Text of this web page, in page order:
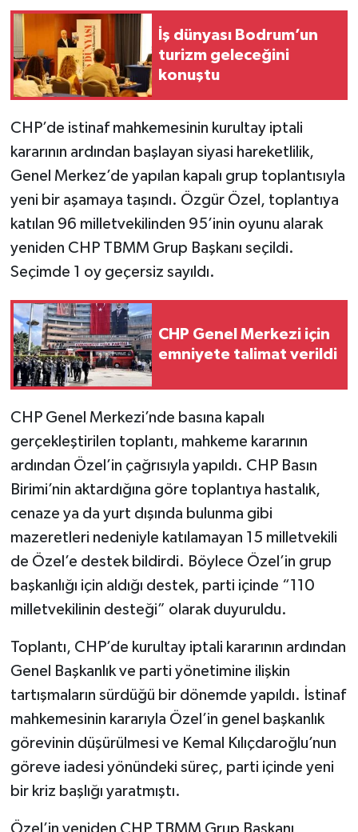
İş dünyası Bodrum’un
turizm geleceğini
konuştu
CHP’de istinaf mahkemesinin kurultay iptali
kararının ardından başlayan siyasi hareketlilik,
Genel Merkez’de yapılan kapalı grup toplantısıyla
yeni bir aşamaya taşındı. Özgür Özel, toplantıya
katılan 96 milletvekilinden 95’inin oyunu alarak
yeniden CHP TBMM Grup Başkanı seçildi.
Seçimde 1 oy geçersiz sayıldı.
CHP Genel Merkezi için
emniyete talimat verildi
CHP Genel Merkezi’nde basına kapalı
gerçekleştirilen toplantı, mahkeme kararının
ardından Özel’in çağrısıyla yapıldı. CHP Basın
Birimi’nin aktardığına göre toplantıya hastalık,
cenaze ya da yurt dışında bulunma gibi
mazeretleri nedeniyle katılamayan 15 milletvekili
de Özel’e destek bildirdi. Böylece Özel’in grup
başkanlığı için aldığı destek, parti içinde “110
milletvekilinin desteği” olarak duyuruldu.
Toplantı, CHP’de kurultay iptali kararının ardından
Genel Başkanlık ve parti yönetimine ilişkin
tartışmaların sürdüğü bir dönemde yapıldı. İstinaf
mahkemesinin kararıyla Özel’in genel başkanlık
görevinin düşürülmesi ve Kemal Kılıçdaroğlu’nun
göreve iadesi yönündeki süreç, parti içinde yeni
bir kriz başlığı yaratmıştı.